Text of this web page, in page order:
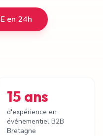
en 24h
15 ans
d'expérience en
événementiel B2B
Bretagne